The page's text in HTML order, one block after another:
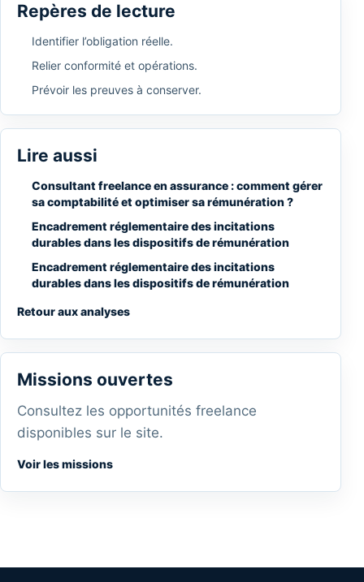
Repères de lecture
Identifier l’obligation réelle.
Relier conformité et opérations.
Prévoir les preuves à conserver.
Lire aussi
Consultant freelance en assurance : comment gérer
sa comptabilité et optimiser sa rémunération ?
Encadrement réglementaire des incitations
durables dans les dispositifs de rémunération
Encadrement réglementaire des incitations
durables dans les dispositifs de rémunération
Retour aux analyses
Missions ouvertes
Consultez les opportunités freelance
disponibles sur le site.
Voir les missions